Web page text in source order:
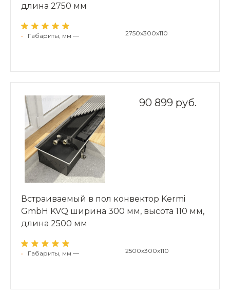
длина 2750 мм
• Габариты, мм — 2750x300x110
90 899 руб.
Встраиваемый в пол конвектор Kermi
GmbH KVQ ширина 300 мм, высота 110 мм,
длина 2500 мм
• Габариты, мм — 2500x300x110